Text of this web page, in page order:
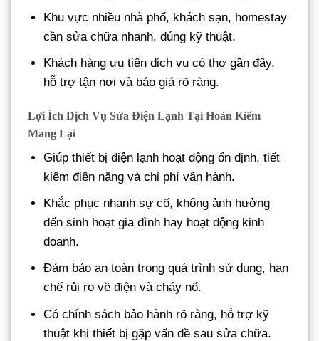
Khu vực nhiều nhà phố, khách sạn, homestay
cần sửa chữa nhanh, đúng kỹ thuật.
Khách hàng ưu tiên dịch vụ có thợ gần đây,
hỗ trợ tận nơi và báo giá rõ ràng.
Lợi Ích Dịch Vụ Sửa Điện Lạnh Tại Hoàn Kiếm
Mang Lại
Giúp thiết bị điện lạnh hoạt động ổn định, tiết
kiệm điện năng và chi phí vận hành.
Khắc phục nhanh sự cố, không ảnh hưởng
đến sinh hoạt gia đình hay hoạt động kinh
doanh.
Đảm bảo an toàn trong quá trình sử dụng, hạn
chế rủi ro về điện và cháy nổ.
Có chính sách bảo hành rõ ràng, hỗ trợ kỹ
thuật khi thiết bị gặp vấn đề sau sửa chữa.